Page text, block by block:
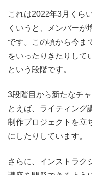
これは2022年3月くら
くいうと、メンバーが
です。この頃から今ま
をいったりきたりして
という段階です。
3段階目から新たなチ
とえば、ライティング
制作プロジェクトを立
にしたりしています。
さらに、インストラク